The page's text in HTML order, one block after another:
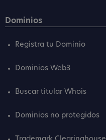
Dominios
Registra tu Dominio
Dominios Web3
Buscar titular Whois
Dominios no protegidos